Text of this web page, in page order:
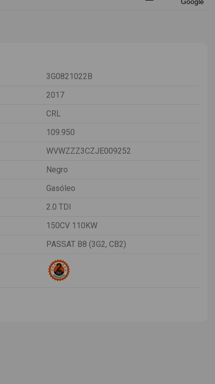
3G0821022B
2017
CRL
109.950
WVWZZZ3CZJE009252
Negro
Gasóleo
2.0 TDI
150CV 110KW
PASSAT B8 (3G2, CB2)